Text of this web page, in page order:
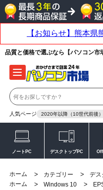
品質と価格で選ぶなら【パソコン市
人気ページ 2020年以降（10世代前後）
ノートPC デスクトップPC
ホーム > カテゴリー > デス
ホーム
> Windows 10 >